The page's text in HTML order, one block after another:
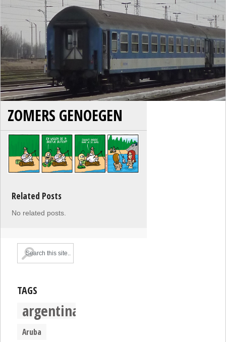
ZOMERS GENOEGEN
Related Posts
No related posts.
TAGS
argentina
Aruba